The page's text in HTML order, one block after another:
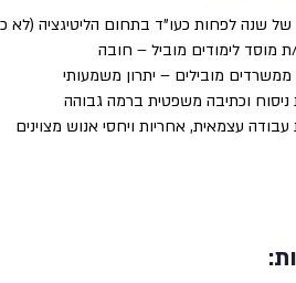
של שנה לפחות כעו"ד בתחום הליטיגציה
ת מוסד לימודים מוביל – חובה
ממשרדים מובילים – יתרון משמעותי
ניסוח וכתיבה משפטית ברמה גבוהה
עבודה עצמאית, אחריות ויחסי אנוש מצוינים